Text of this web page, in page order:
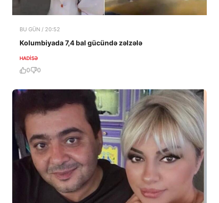
BU GÜN / 20:52
Kolumbiyada 7,4 bal gücündə zəlzələ
HADISƏ
0 0